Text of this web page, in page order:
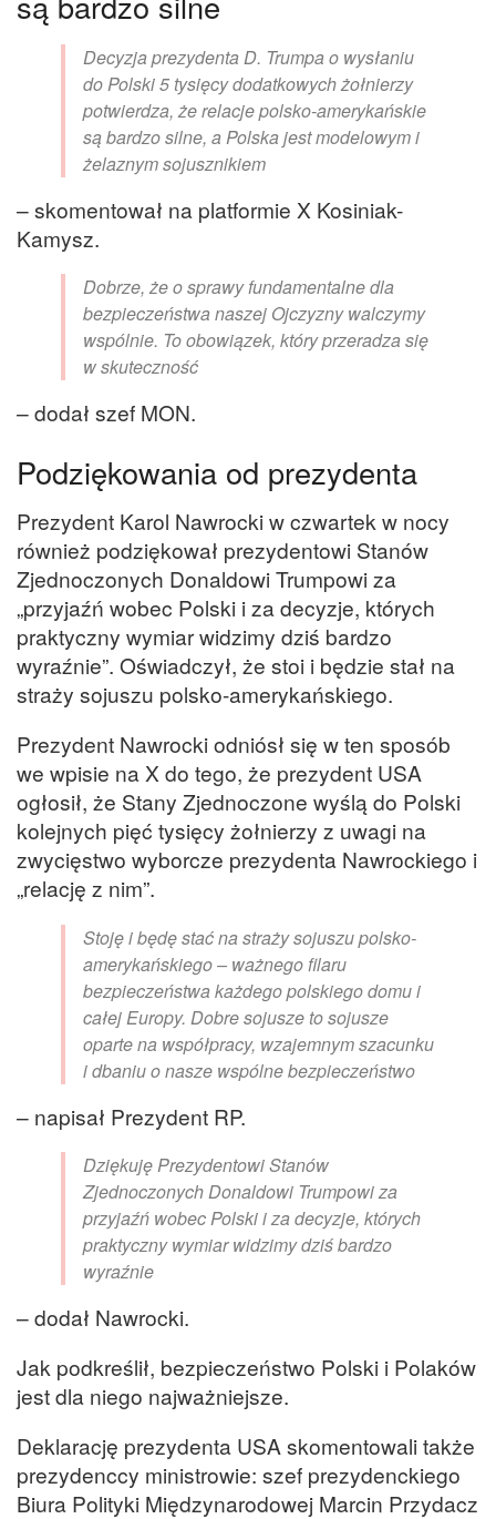
Decyzja prezydenta D. Trumpa o wysłaniu
do Polski 5 tysięcy dodatkowych żołnierzy
potwierdza, że relacje polsko-amerykańskie
są bardzo silne, a Polska jest modelowym i
żelaznym sojusznikiem
– skomentował na platformie X Kosiniak-
Kamysz.
Dobrze, że o sprawy fundamentalne dla
bezpieczeństwa naszej Ojczyzny walczymy
wspólnie. To obowiązek, który przeradza się
w skuteczność
– dodał szef MON.
Podziękowania od prezydenta
Prezydent Karol Nawrocki w czwartek w nocy
również podziękował prezydentowi Stanów
Zjednoczonych Donaldowi Trumpowi za
„przyjaźń wobec Polski i za decyzje, których
praktyczny wymiar widzimy dziś bardzo
wyraźnie”. Oświadczył, że stoi i będzie stał na
straży sojuszu polsko-amerykańskiego.
Prezydent Nawrocki odniósł się w ten sposób
we wpisie na X do tego, że prezydent USA
ogłosił, że Stany Zjednoczone wyślą do Polski
kolejnych pięć tysięcy żołnierzy z uwagi na
zwycięstwo wyborcze prezydenta Nawrockiego i
„relację z nim”.
Stoję i będę stać na straży sojuszu polsko-
amerykańskiego – ważnego filaru
bezpieczeństwa każdego polskiego domu i
całej Europy. Dobre sojusze to sojusze
oparte na współpracy, wzajemnym szacunku
i dbaniu o nasze wspólne bezpieczeństwo
– napisał Prezydent RP.
Dziękuję Prezydentowi Stanów
Zjednoczonych Donaldowi Trumpowi za
przyjaźń wobec Polski i za decyzje, których
praktyczny wymiar widzimy dziś bardzo
wyraźnie
– dodał Nawrocki.
Jak podkreślił, bezpieczeństwo Polski i Polaków
jest dla niego najważniejsze.
Deklarację prezydenta USA skomentowali także
prezydenccy ministrowie: szef prezydenckiego
Biura Polityki Międzynarodowej Marcin Przydacz